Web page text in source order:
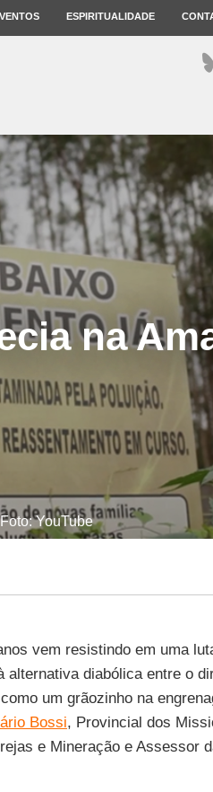
ESPIRITUALIDADE
na
YouTube
vem resistindo em uma
alternativa diabólica entre o
um grãozinho na
Bossi, Provincial dos
e Mineração e Assessor